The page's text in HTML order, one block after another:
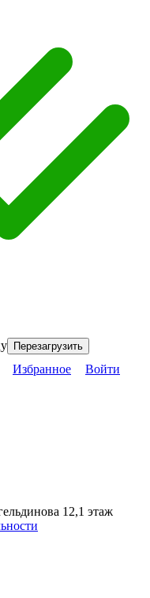
Перезагрузить
Избранное Войти
12,1 этаж